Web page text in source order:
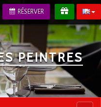
RÉSERVER
PEINTRES